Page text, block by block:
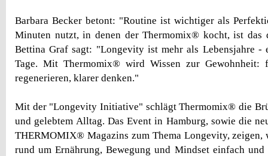
Barbara Becker betont: "Routine ist wichtiger als
Minuten nutzt, in denen der Thermomix® kocht, ist das
Bettina Graf sagt: "Longevity ist mehr als Lebensjahre -
Tage. Mit Thermomix® wird Wissen zur Gewohnheit:
regenerieren, klarer denken."
Mit der "Longevity Initiative" schlägt Thermomix® die
und gelebtem Alltag. Das Event in Hamburg, sowie die
THERMOMIX® Magazins zum Thema Longevity, zeigen,
rund um Ernährung, Bewegung und Mindset einfach und